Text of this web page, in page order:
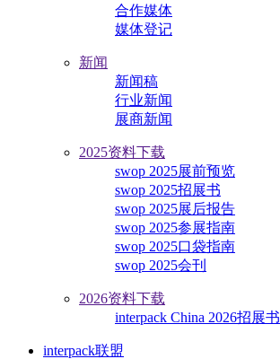
合作媒体
媒体登记
新闻
新闻稿
行业新闻
展商新闻
2025资料下载
swop 2025展前预览
swop 2025招展书
swop 2025展后报告
swop 2025参展指南
swop 2025口袋指南
swop 2025会刊
2026资料下载
interpack China 2026招展书
interpack联盟